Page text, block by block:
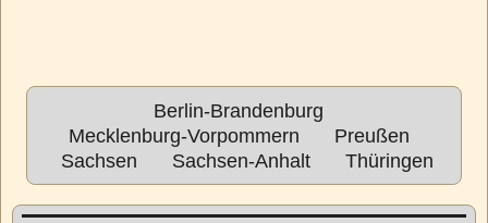
Berlin-Brandenburg
Mecklenburg-Vorpommern
Preußen
Sachsen
Sachsen-Anhalt Thüringen